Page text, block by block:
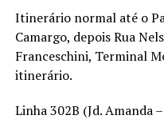
Itinerário normal até o
Camargo, depois Rua
Franceschini, Terminal
itinerário.
Linha 302B (Jd. Amanda